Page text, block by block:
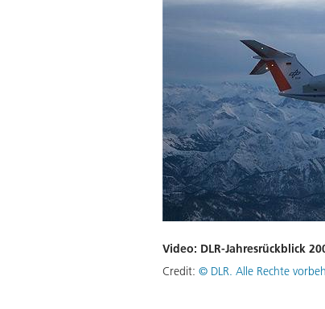
Video: DLR-Jahresrückblick
Credit: © DLR. Alle Rechte